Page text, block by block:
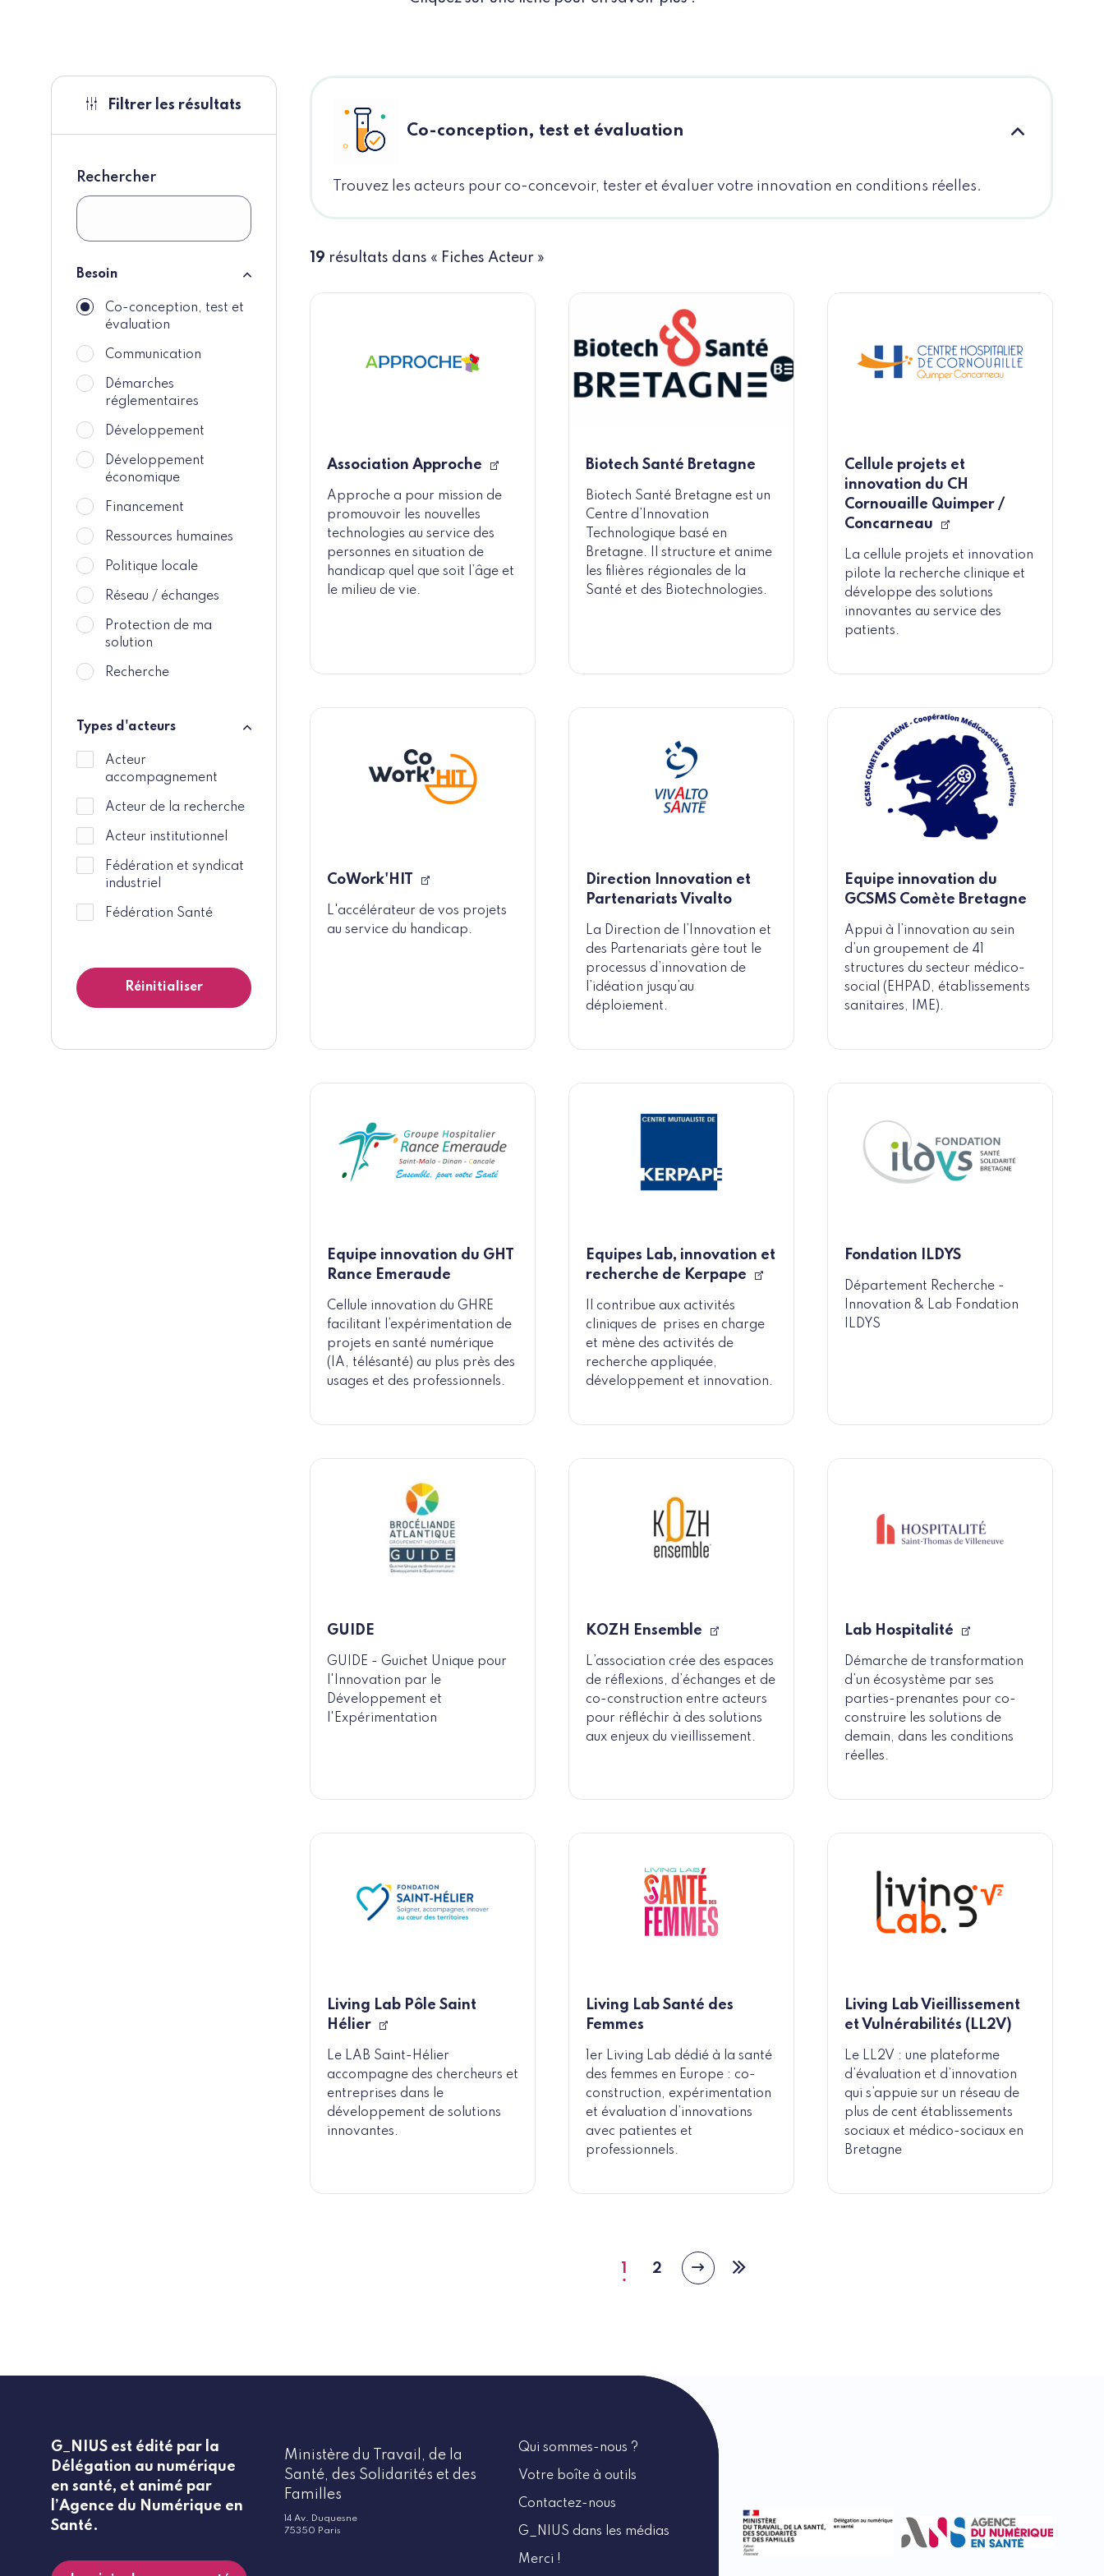
Filtrer les résultats
Rechercher
Besoin
Besoindo_not_display
Co-conception, test et
évaluation
Communication
Démarches
réglementaires
Développement
Développement
économique
Financement
Ressources humaines
Politique locale
Réseau / échanges
Protection de ma
solution
Recherche
Types d'acteurs
Types d'acteurs
Acteur
accompagnement
Acteur de la recherche
Acteur institutionnel
Fédération et syndicat
industriel
Fédération Santé
Co-conception, test et évaluation
Trouvez les acteurs pour co-concevoir, tester et évaluer votre innovation en conditions réelles.
19 résultats dans « Fiches Acteur »
Association Approche
Approche a pour mission de
promouvoir les nouvelles
technologies au service des
personnes en situation de
handicap quel que soit l’âge et
le milieu de vie.
Biotech Santé Bretagne
Biotech Santé Bretagne est un
Centre d’Innovation
Technologique basé en
Bretagne. Il structure et anime
les filières régionales de la
Santé et des Biotechnologies.
Cellule projets et
innovation du CH
Cornouaille Quimper /
Concarneau
La cellule projets et innovation
pilote la recherche clinique et
développe des solutions
innovantes au service des
patients.
CoWork'HIT
L'accélérateur de vos projets
au service du handicap.
Direction Innovation et
Partenariats Vivalto
La Direction de l’Innovation et
des Partenariats gère tout le
processus d’innovation de
l’idéation jusqu’au
déploiement.
Equipe innovation du
GCSMS Comète Bretagne
Appui à l’innovation au sein
d’un groupement de 41
structures du secteur médico-
social (EHPAD, établissements
sanitaires, IME).
Equipe innovation du GHT
Rance Emeraude
Cellule innovation du GHRE
facilitant l’expérimentation de
projets en santé numérique
(IA, télésanté) au plus près des
usages et des professionnels.
Equipes Lab, innovation et
recherche de Kerpape
Il contribue aux activités
cliniques de prises en charge
et mène des activités de
recherche appliquée,
développement et innovation.
Fondation ILDYS
Département Recherche -
Innovation & Lab Fondation
ILDYS
GUIDE
GUIDE - Guichet Unique pour
l'Innovation par le
Développement et
l'Expérimentation
KOZH Ensemble
L’association crée des espaces
de réflexions, d’échanges et de
co-construction entre acteurs
pour réfléchir à des solutions
aux enjeux du vieillissement.
Lab Hospitalité
Démarche de transformation
d’un écosystème par ses
parties-prenantes pour co-
construire les solutions de
demain, dans les conditions
réelles.
Living Lab Pôle Saint
Hélier
Le LAB Saint-Hélier
accompagne des chercheurs et
entreprises dans le
développement de solutions
innovantes.
Living Lab Santé des
Femmes
1er Living Lab dédié à la santé
des femmes en Europe : co-
construction, expérimentation
et évaluation d’innovations
avec patientes et
professionnels.
Living Lab Vieillissement
et Vulnérabilités (LL2V)
Le LL2V : une plateforme
d’évaluation et d’innovation
qui s’appuie sur un réseau de
plus de cent établissements
sociaux et médico-sociaux en
Bretagne
Page
1
Page
2
Page
suivante
Dernière
G_NIUS est édité par la
Délégation au numérique
en santé, et animé par
l’Agence du Numérique en
Santé.
Ministère du Travail, de la
Santé, des Solidarités et des
Familles
14 Av. Duquesne
75350 Paris
Qui sommes-nous ?
Votre boîte à outils
Contactez-nous
G_NIUS dans les médias
Merci !